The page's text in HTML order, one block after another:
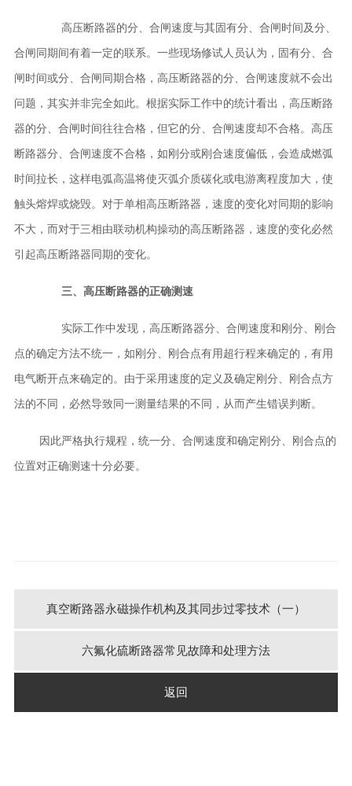
高压断路器的分、合闸速度与其固有分、合闸时间及分、
合闸同期间有着一定的联系。一些现场修试人员认为，固有分、合
闸时间或分、合闸同期合格， 高压断路器的分、合闸速度就不会出
问题，其实并非完全如此。根据实际工作中的统计看出， 高压断路
器的分、合闸时间往往合格，但它的分、合闸速度却不合格。 高压
断路器分、合闸速度不合格，如刚分或刚合速度偏低，会造成燃弧
时间拉长，这样电弧高温将使灭弧介质碳化或电游离程度加大，使
触头熔焊或烧毁。对于单相高压断路器 ，速度的变化对同期的影响
不大，而对于三相由联动机构操动的高压断路器 ，速度的变化必然
引起高压断路器 同期的变化。
三、 高压断路器的正确测速
实际工作中发现， 高压断路器分、合闸速度和刚分、刚合
点的确定方法不统一，如刚分、刚合点有用超行程来确定的，有用
电气断开点来确定的。由于采用速度的定义及确定刚分、刚合点方
法的不同，必然导致同一测量结果的不同，从而产生错误判断。
因此严格执行规程，统一分、合闸速度和确定刚分、刚合点的
位置对正确测速十分必要。
真空断路器永磁操作机构及其同步过零技术（一）
六氟化硫断路器常见故障和处理方法
返回